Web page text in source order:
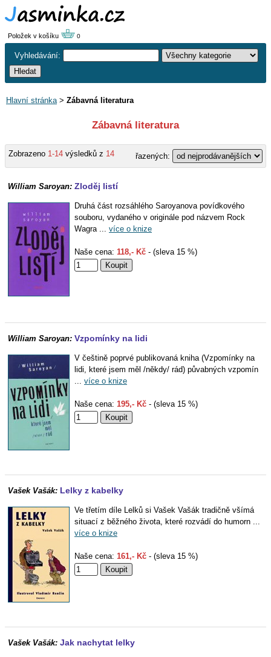
Položek v košíku 0
Vyhledávání:
Hlavní stránka> Zábavná literatura
Zábavná literatura
Zobrazeno 1-14 výsledků z 14 řazených:
William Saroyan: Zloděj listí
Druhá část rozsáhlého Saroyanova povídkového
souboru, vydaného v originále pod názvem Rock
Wagra ... více o knize
Naše cena: 118,- Kč - (sleva 15 %)
William Saroyan: Vzpomínky na lidi
V češtině poprvé publikovaná kniha (Vzpomínky na
lidi, které jsem měl /někdy/ rád) půvabných vzpomín
... více o knize
Naše cena: 195,- Kč - (sleva 15 %)
Vašek Vašák: Lelky z kabelky
Ve třetím díle Lelků si Vašek Vašák tradičně všímá
situací z běžného života, které rozvádí do humorn ...
více o knize
Naše cena: 161,- Kč - (sleva 15 %)
Vašek Vašák: Jak nachytat lelky